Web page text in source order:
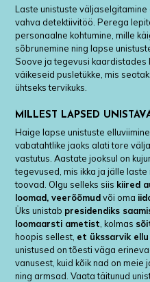
Laste unistuste väljaselgitamine
vahva detektiivitöö. Perega
personaalne kohtumine, mille
sõbrunemine ning lapse
Soove ja tegevusi kaardistades
väikeseid pusletükke, mis
ühtseks tervikuks.
MILLEST LAPSED
Haige lapse unistuste
vabatahtlike jaoks alati tore
vastutus. Aastate jooksul on
tegevused, mis ikka ja jälle
toovad. Olgu selleks siis kiired
loomad, veerõõmudvõi oma
Üks unistab presidendiks
loomaarsti ametist , kolmas
hoopis sellest, et ükssarvik
unistused on tõesti väga
vanusest, kuid kõik nad on meie
ning armsad. Vaata täitunud